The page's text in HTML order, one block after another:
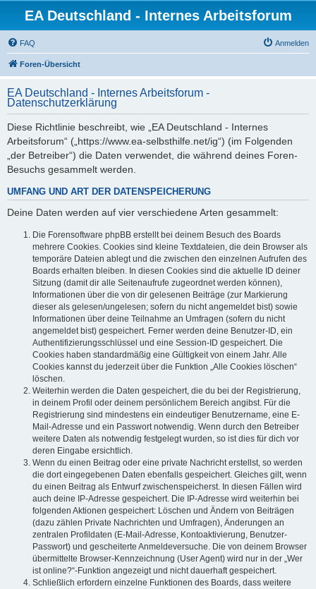
EA Deutschland - Internes Arbeitsforum
FAQ Anmelden
Foren-Übersicht
EA Deutschland - Internes Arbeitsforum -
Datenschutzerklärung
Diese Richtlinie beschreibt, wie „EA Deutschland - Internes
Arbeitsforum“ („https://www.ea-selbsthilfe.net/ig“) (im Folgenden
„der Betreiber“) die Daten verwendet, die während deines Foren-
Besuchs gesammelt werden.
UMFANG UND ART DER DATENSPEICHERUNG
Deine Daten werden auf vier verschiedene Arten gesammelt:
Die Forensoftware phpBB erstellt bei deinem Besuch des Boards
mehrere Cookies. Cookies sind kleine Textdateien, die dein Browser als
temporäre Dateien ablegt und die zwischen den einzelnen Aufrufen des
Boards erhalten bleiben. In diesen Cookies sind die aktuelle ID deiner
Sitzung (damit dir alle Seitenaufrufe zugeordnet werden können),
Informationen über die von dir gelesenen Beiträge (zur Markierung
dieser als gelesen/ungelesen; sofern du nicht angemeldet bist) sowie
Informationen über deine Teilnahme an Umfragen (sofern du nicht
angemeldet bist) gespeichert. Ferner werden deine Benutzer-ID, ein
Authentifizierungsschlüssel und eine Session-ID gespeichert. Die
Cookies haben standardmäßig eine Gültigkeit von einem Jahr. Alle
Cookies kannst du jederzeit über die Funktion „Alle Cookies löschen“
löschen.
Weiterhin werden die Daten gespeichert, die du bei der Registrierung,
in deinem Profil oder deinem persönlichem Bereich angibst. Für die
Registrierung sind mindestens ein eindeutiger Benutzername, eine E-
Mail-Adresse und ein Passwort notwendig. Wenn durch den Betreiber
weitere Daten als notwendig festgelegt wurden, so ist dies für dich vor
deren Eingabe ersichtlich.
Wenn du einen Beitrag oder eine private Nachricht erstellst, so werden
die dort eingegebenen Daten ebenfalls gespeichert. Gleiches gilt, wenn
du einen Beitrag als Entwurf zwischenspeicherst. In diesen Fällen wird
auch deine IP-Adresse gespeichert. Die IP-Adresse wird weiterhin bei
folgenden Aktionen gespeichert: Löschen und Ändern von Beiträgen
(dazu zählen Private Nachrichten und Umfragen), Änderungen an
zentralen Profildaten (E-Mail-Adresse, Kontoaktivierung, Benutzer-
Passwort) und gescheiterte Anmeldeversuche. Die von deinem Browser
übermittelte Browser-Kennzeichnung (User Agent) wird nur in der „Wer
ist online?“-Funktion angezeigt und nicht dauerhaft gespeichert.
Schließlich erfordern einzelne Funktionen des Boards, dass weitere